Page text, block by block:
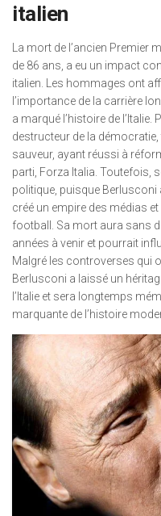
italien
La mort de l’ancien Premier
de 86 ans, a eu un impact
italien. Les hommages ont
l’importance de la carrière
a marqué l’histoire de
destructeur de la démocratie,
sauveur, ayant réussi à
parti, Forza Italia. Toutefois,
politique, puisque Berlusconi
créé un empire des médias
football. Sa mort aura sans
années à venir et pourrait
Malgré les controverses qui
Berlusconi a laissé un
l’Italie et sera longtemps
marquante de l’histoire